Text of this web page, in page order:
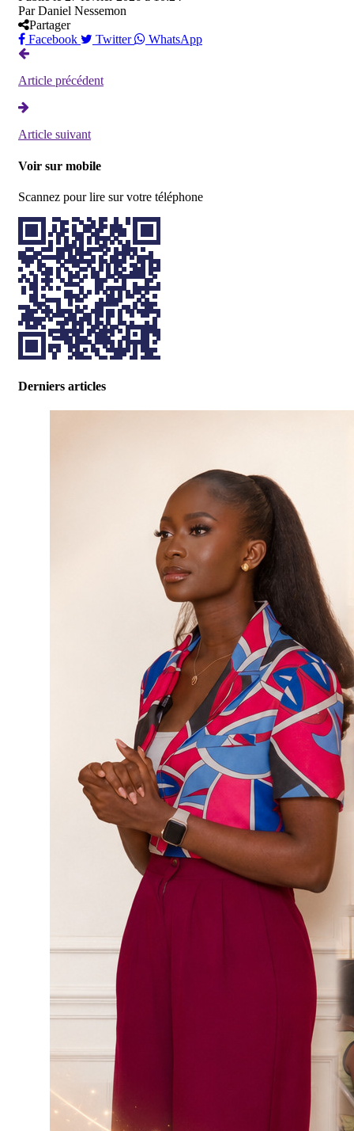
Par Daniel Nessemon
Partager
Facebook
Twitter WhatsApp
Article précédent
Article suivant
Voir sur mobile
Scannez pour lire sur votre téléphone
Derniers articles